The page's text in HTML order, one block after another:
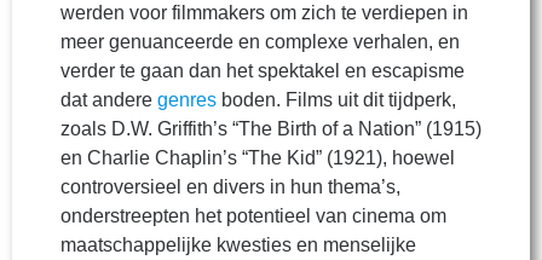
werden voor filmmakers om zich te verdiepen in
meer genuanceerde en complexe verhalen, en
verder te gaan dan het spektakel en escapisme
dat andere genres boden. Films uit dit tijdperk,
zoals D.W. Griffith’s “The Birth of a Nation” (1915)
en Charlie Chaplin’s “The Kid” (1921), hoewel
controversieel en divers in hun thema’s,
onderstreepten het potentieel van cinema om
maatschappelijke kwesties en menselijke